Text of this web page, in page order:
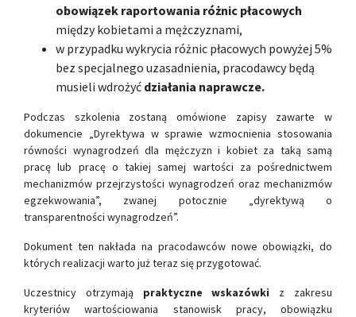
obowiązek raportowania różnic płacowych
między kobietami a mężczyznami,
w przypadku wykrycia różnic płacowych powyżej 5%
bez specjalnego uzasadnienia, pracodawcy będą
musieli wdrożyć działania naprawcze.
Podczas szkolenia zostaną omówione zapisy zawarte w
dokumencie „Dyrektywa w sprawie wzmocnienia stosowania
równości wynagrodzeń dla mężczyzn i kobiet za taką samą
pracę lub pracę o takiej samej wartości za pośrednictwem
mechanizmów przejrzystości wynagrodzeń oraz mechanizmów
egzekwowania”, zwanej potocznie „dyrektywą o
transparentności wynagrodzeń”.
Dokument ten nakłada na pracodawców nowe obowiązki, do
których realizacji warto już teraz się przygotować.
Uczestnicy otrzymają praktyczne wskazówki z zakresu
kryteriów wartościowania stanowisk pracy, obowiązku